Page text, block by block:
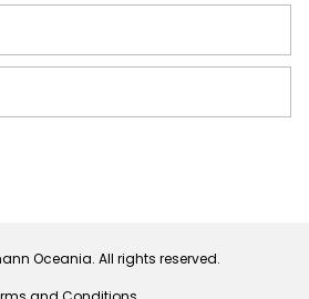
Oceania. All rights reserved.